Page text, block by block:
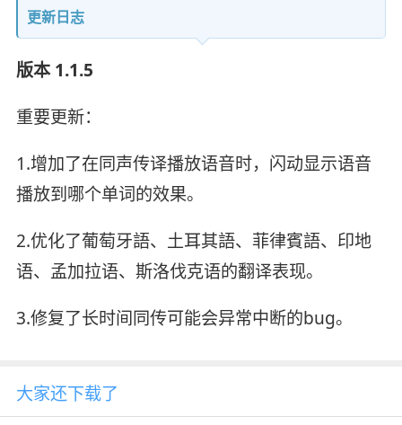
更新日志
版本 1.1.5
重要更新：
1.增加了在同声传译播放语音时，闪动显示语音
播放到哪个单词的效果。
2.优化了葡萄牙語、土耳其語、菲律賓語、印地
语、孟加拉语、斯洛伐克语的翻译表现。
3.修复了长时间同传可能会异常中断的bug。
大家还下载了